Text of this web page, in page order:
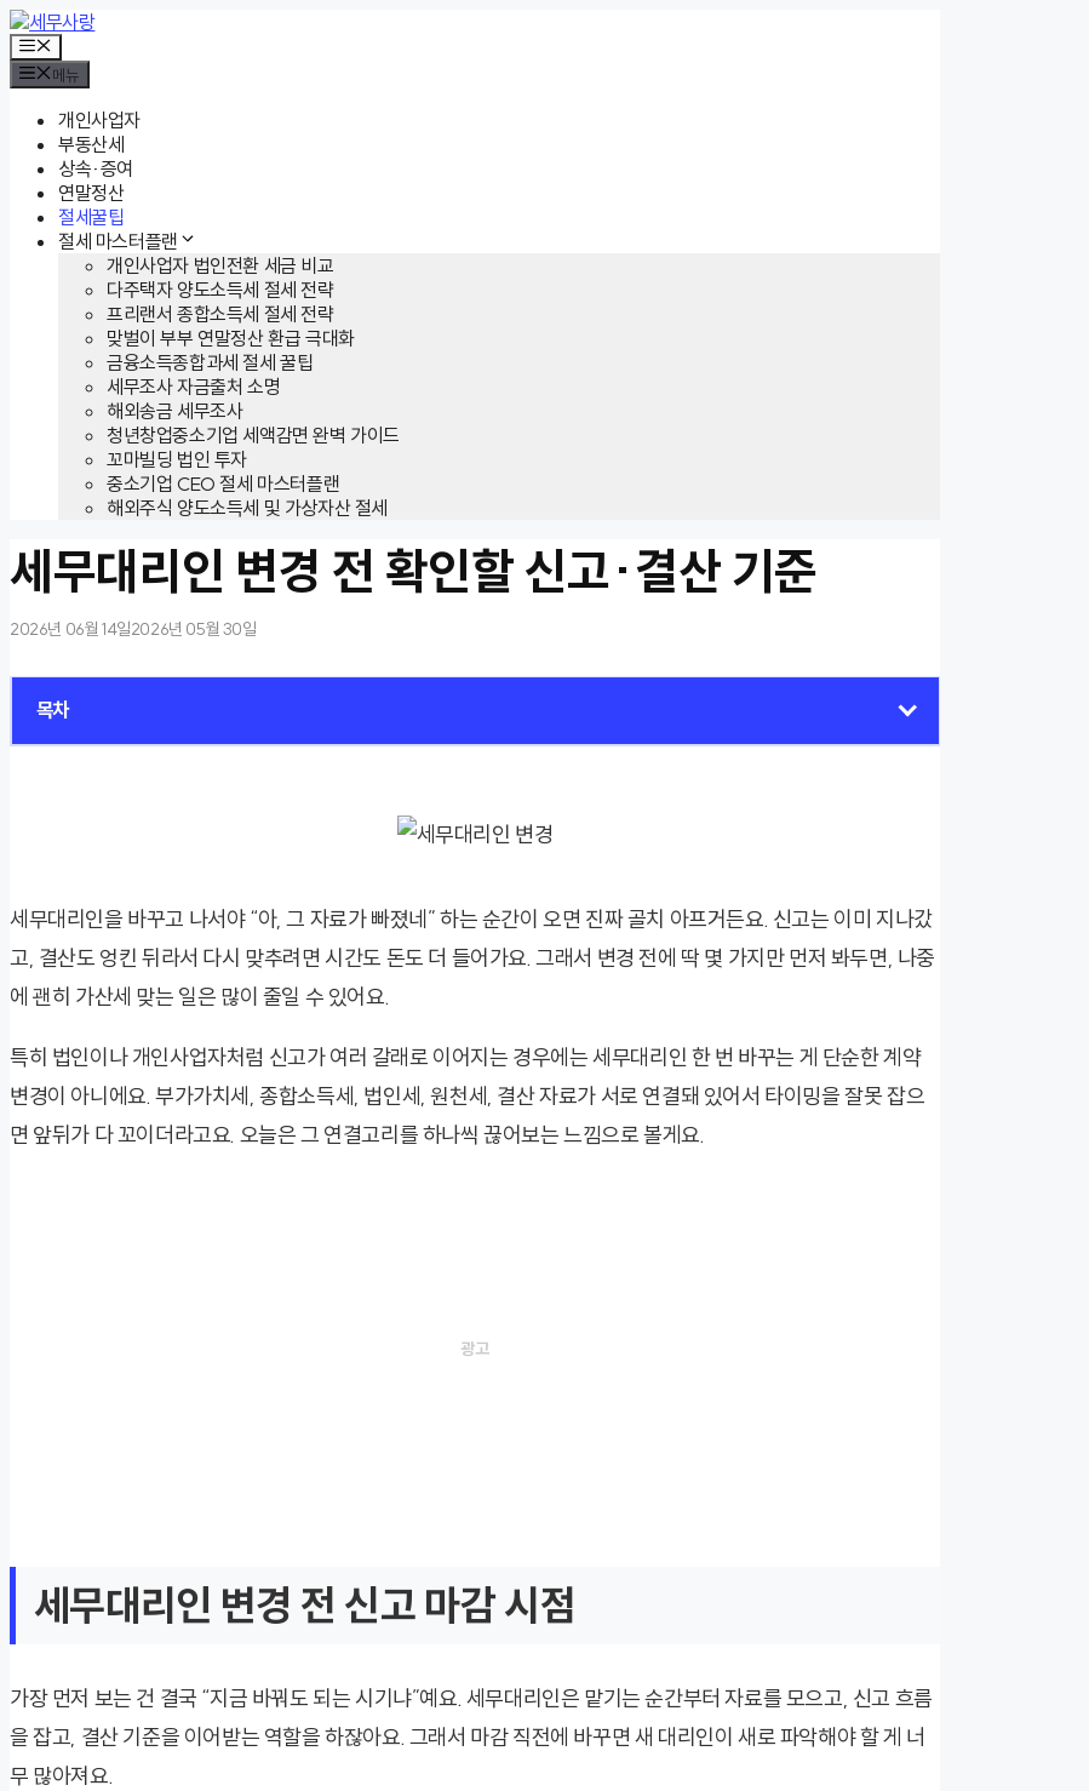
컨
텐
츠
로
메
뉴
메뉴
개인사업자
부동산세
상속·증여
연말정산
절세꿀팁
절세 마스터플랜
개인사업자 법인전환 세금 비교
다주택자 양도소득세 절세 전략
프리랜서 종합소득세 절세 전략
맞벌이 부부 연말정산 환급 극대화
금융소득종합과세 절세 꿀팁
세무조사 자금출처 소명
해외송금 세무조사
청년창업중소기업 세액감면 완벽 가이드
꼬마빌딩 법인 투자
중소기업 CEO 절세 마스터플랜
해외주식 양도소득세 및 가상자산 절세
세무대리인 변경 전 확인할 신고·결산 기준
2026년 06월 14일2026년 05월 30일
목차
세무대리인을 바꾸고 나서야 “아, 그 자료가 빠졌네” 하는 순간이 오면 진짜 골치 아프거든요. 신고는 이미 지나갔
고, 결산도 엉킨 뒤라서 다시 맞추려면 시간도 돈도 더 들어가요. 그래서 변경 전에 딱 몇 가지만 먼저 봐두면, 나중
에 괜히 가산세 맞는 일은 많이 줄일 수 있어요.
특히 법인이나 개인사업자처럼 신고가 여러 갈래로 이어지는 경우에는 세무대리인 한 번 바꾸는 게 단순한 계약
변경이 아니에요. 부가가치세, 종합소득세, 법인세, 원천세, 결산 자료가 서로 연결돼 있어서 타이밍을 잘못 잡으
면 앞뒤가 다 꼬이더라고요. 오늘은 그 연결고리를 하나씩 끊어보는 느낌으로 볼게요.
세무대리인 변경 전 신고 마감 시점
가장 먼저 보는 건 결국 “지금 바꿔도 되는 시기냐”예요. 세무대리인은 맡기는 순간부터 자료를 모으고, 신고 흐름
을 잡고, 결산 기준을 이어받는 역할을 하잖아요. 그래서 마감 직전에 바꾸면 새 대리인이 새로 파악해야 할 게 너
무 많아져요.